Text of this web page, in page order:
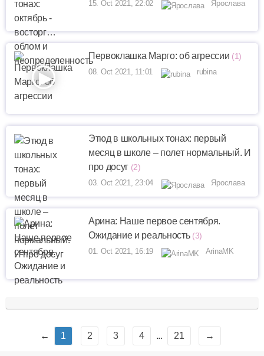
15. Oct 2021, 22:02 Ярослава
Первоклашка Марго: об агрессии (1)
08. Oct 2021, 11:01 rubina
Этюд в школьных тонах: первый
месяц в школе – полет нормальный. И
про досуг (2)
03. Oct 2021, 23:04 Ярослава
Арина: Наше первое сентября.
Ожидание и реальность (3)
01. Oct 2021, 16:19 ArinaMK
← 1 2 3 4 ... 21 →